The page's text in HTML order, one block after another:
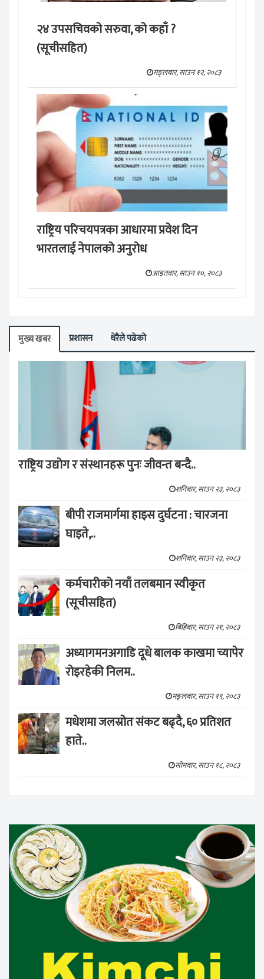
२४ उपसचिवको सरुवा, को कहाँ ?
(सूचीसहित)
मङ्लबार, साउन १२, २०८३
राष्ट्रिय परिचयपत्रका आधारमा प्रवेश दिन
भारतलाई नेपालको अनुरोध
आइतवार, साउन १०, २०८३
मुख्य खबर प्रशासन धेरैले पढेको
राष्ट्रिय उद्योग र संस्थानहरू पुनः जीवन्त बन्दै..
शनिबार, साउन २३, २०८३
बीपी राजमार्गमा हाइस दुर्घटना : चारजना
घाइते,..
शनिबार, साउन २३, २०८३
कर्मचारीको नयाँ तलबमान स्वीकृत
(सूचीसहित)
बिहिबार, साउन २१, २०८३
अध्यागमनअगाडि दूधे बालक काखमा च्यापेर
रोइरहेकी निलम..
मङ्लबार, साउन १९, २०८३
मधेशमा जलस्रोत संकट बढ्दै, ६० प्रतिशत
हाते..
सोमवार, साउन १८, २०८३